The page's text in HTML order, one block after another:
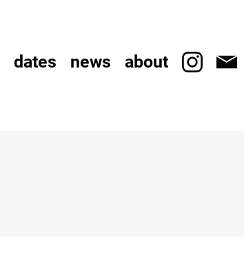
dates news about